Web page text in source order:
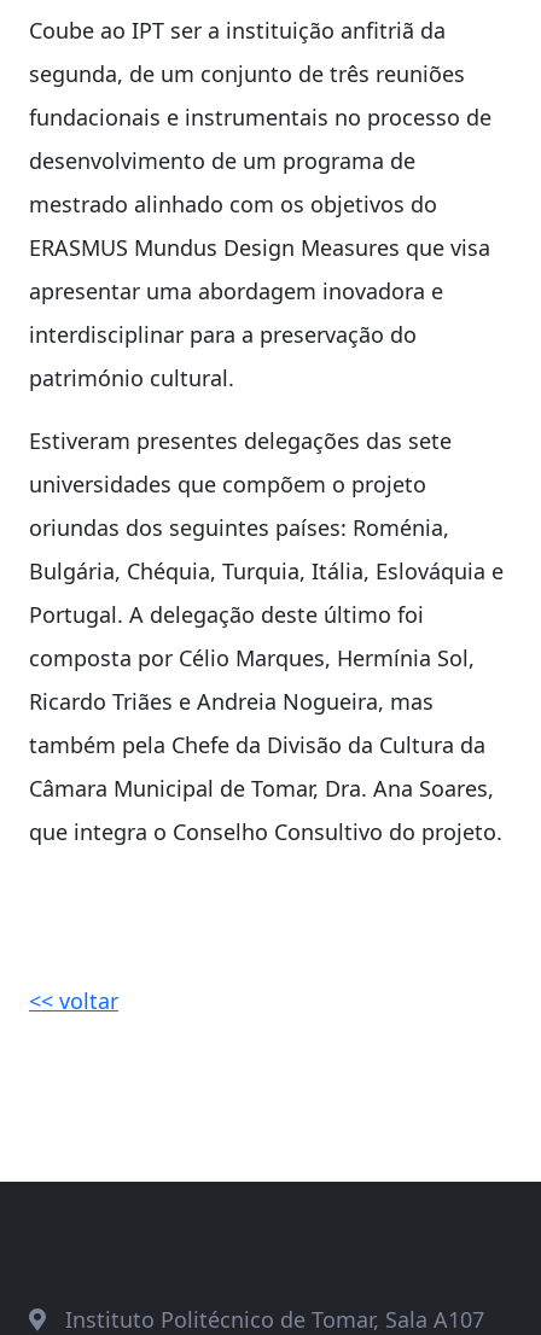
Coube ao IPT ser a instituição anfitriã da
segunda, de um conjunto de três reuniões
fundacionais e instrumentais no processo de
desenvolvimento de um programa de
mestrado alinhado com os objetivos do
ERASMUS Mundus Design Measures que visa
apresentar uma abordagem inovadora e
interdisciplinar para a preservação do
património cultural.
Estiveram presentes delegações das sete
universidades que compõem o projeto
oriundas dos seguintes países: Roménia,
Bulgária, Chéquia, Turquia, Itália, Eslováquia e
Portugal. A delegação deste último foi
composta por Célio Marques, Hermínia Sol,
Ricardo Triães e Andreia Nogueira, mas
também pela Chefe da Divisão da Cultura da
Câmara Municipal de Tomar, Dra. Ana Soares,
que integra o Conselho Consultivo do projeto.
<< voltar
Instituto Politécnico de Tomar, Sala A107